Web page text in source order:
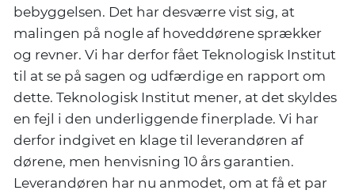
bebyggelsen. Det har desværre vist sig, at
malingen på nogle af hoveddørene sprækker
og revner. Vi har derfor fået Teknologisk Institut
til at se på sagen og udfærdige en rapport om
dette. Teknologisk Institut mener, at det skyldes
en fejl i den underliggende finerplade. Vi har
derfor indgivet en klage til leverandøren af
dørene, men henvisning 10 års garantien.
Leverandøren har nu anmodet, om at få et par